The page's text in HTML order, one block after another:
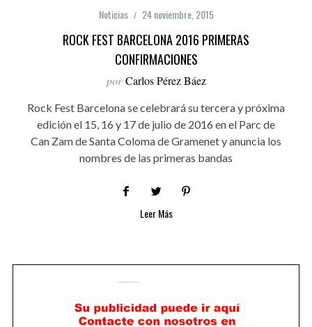
Noticias 24 noviembre, 2015
ROCK FEST BARCELONA 2016 PRIMERAS
CONFIRMACIONES
por Carlos Pérez Báez
Rock Fest Barcelona se celebrará su tercera y próxima
edición el 15, 16 y 17 de julio de 2016 en el Parc de
Can Zam de Santa Coloma de Gramenet y anuncia los
nombres de las primeras bandas
Leer Más